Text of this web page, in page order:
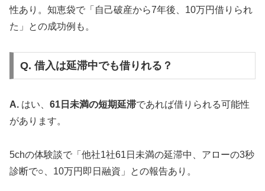
性あり。知恵袋で「自己破産から7年後、10万円借りられ
た」との成功例も。
Q. 借入は延滞中でも借りれる？
A. はい、 61日未満の短期延滞であれば借りられる可能性
があります。
5chの体験談で「他社1社61日未満の延滞中、アローの3秒
診断で○、10万円即日融資」との報告あり。